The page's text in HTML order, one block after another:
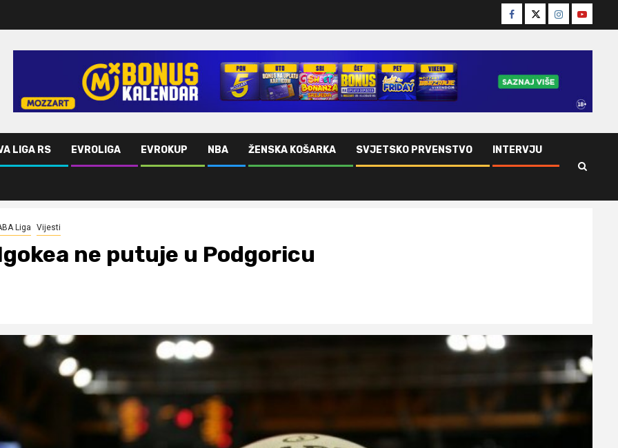
Facebook
TwitterInstagram
Youtube
LIGA RS EVROLIGA EVROKUP NBA ŽENSKA KOŠARKA SVJETSKO PRVENSTVO INTERVJU
Liga Vijesti
ne putuje u Podgoricu